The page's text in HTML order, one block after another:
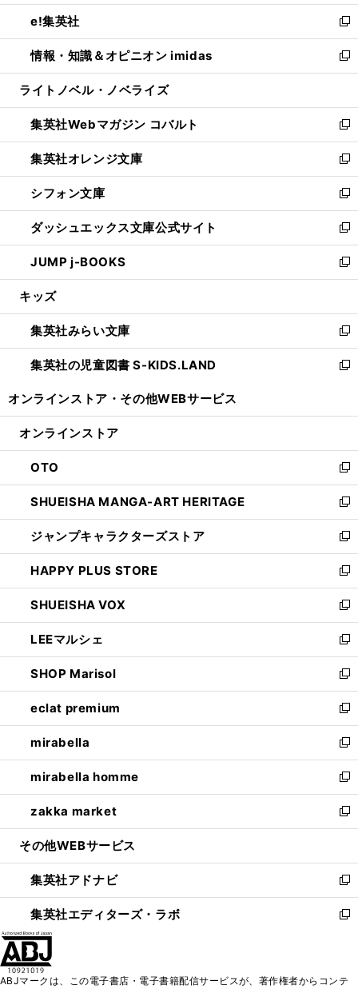
開
く
ウ
で
開
く
ン
ド
ウ
で
開
ウ
ィ
ン
ド
ウ
開
く
し
い
ウ
ィ
ン
ウ
で
開
く
e!集英社
新
し
い
ウ
ン
ド
ウ
で
開
く
情報・知識＆オピニオン imidas
新
し
ウ
ィ
ン
ド
ウ
で
開
く
ライトノベル・ノベライズ
集英社Webマガジン コバルト
新
し
い
ウ
ィ
ン
ド
ウ
で
開
集英社オレンジ文庫
新
し
い
ウ
ィ
ン
ド
ウ
開
く
シフォン文庫
新
し
い
ウ
ィ
ン
ウ
で
開
く
ダッシュエックス文庫公式サイト
新
し
い
ウ
ン
ド
ウ
で
JUMP j-BOOKS
新
し
ウ
ィ
ン
ド
開
キッズ
集英社みらい文庫
新
し
い
ン
ウ
で
開
く
集英社の児童図書 S-KIDS.LAND
新
ウ
ン
ド
ウ
で
開
く
オンラインストア・ その他WEBサービス
オンラインストア
OTO
新
し
い
ウ
ィ
ン
ド
ウ
で
開
く
SHUEISHA MANGA-ART HERITAGE
新
し
い
ウ
ィ
ン
ド
ウ
で
開
く
ジャンプキャラクターズストア
新
し
い
ウ
ィ
ン
ド
ウ
で
開
く
HAPPY PLUS STORE
新
し
い
ウ
ィ
ン
ド
ウ
で
開
く
SHUEISHA VOX
新
し
い
ウ
ィ
ン
ド
ウ
で
開
く
LEEマルシェ
新
し
い
ウ
ィ
ン
ド
ウ
で
開
く
SHOP Marisol
新
し
い
ウ
ィ
ン
ド
ウ
で
開
eclat premium
新
し
い
ウ
ィ
ン
ド
ウ
開
く
mirabella
新
し
い
ウ
ィ
ン
ウ
で
開
く
mirabella homme
新
し
い
ウ
ン
ド
ウ
で
zakka market
新
し
ウ
ィ
ン
ド
く
その他WEBサービス
集英社アドナビ
新
し
い
ド
集英社エディターズ・ラボ
新
ィ
ABJマークは、この電子書店・電子書籍配信サービスが、著作権者からコンテ